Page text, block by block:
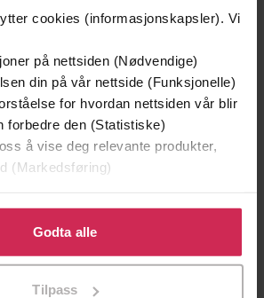
cookies (informasjonskapsler). Vi
på nettsiden (Nødvendige)
din på vår nettside (Funksjonelle)
for hvordan nettsiden vår blir
forbedre den (Statistiske)
å vise deg relevante produkter,
(Markedsføring)
for å gi oss ditt samtykke til å
disse formålene. Du kan også
til spesifikke formål ved å klikke
Godta alle
Tilpass
Et rikt menneske
Cupido noveller